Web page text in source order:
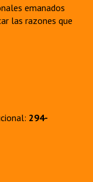
emanados
las razones que
294-